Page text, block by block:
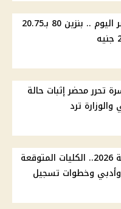
أسعار الوقود في مصر اليوم .. بنزين 80 بـ20.75
الأسرة تحرر محضر إثبات حالة
ترد
تنسيق المرحلة الثانية 2026.. الكليات المتوقعة
وخطوات تسجيل